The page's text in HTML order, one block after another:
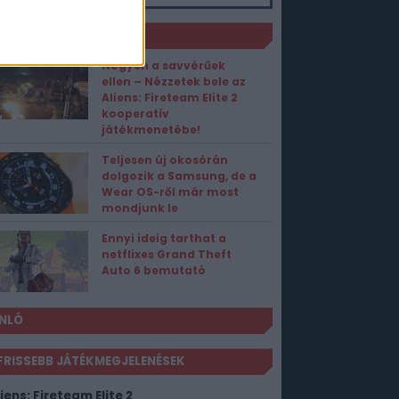
Négyen a savvérűek
ellen – Nézzetek bele az
Aliens: Fireteam Elite 2
kooperatív
játékmenetébe!
Teljesen új okosórán
dolgozik a Samsung, de a
Wear OS-ről már most
mondjunk le
Ennyi ideig tarthat a
netflixes Grand Theft
Auto 6 bemutató
JÁTÉKMEGJELENÉSEK